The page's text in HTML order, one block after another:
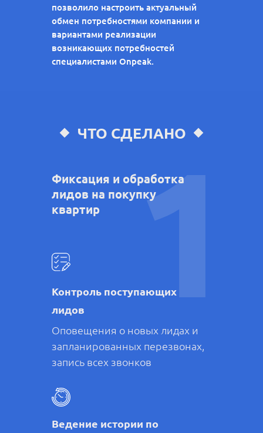
позволило настроить актуальный
обмен потребностями компании и
вариантами реализации
возникающих потребностей
специалистами Onpeak.
ЧТО СДЕЛАНО
Контроль поступающих
лидов
Фиксация и обработка
лидов на покупку
квартир
1
Оповещения о новых лидах и
запланированных перезвонах,
запись всех звонков
Ведение истории по